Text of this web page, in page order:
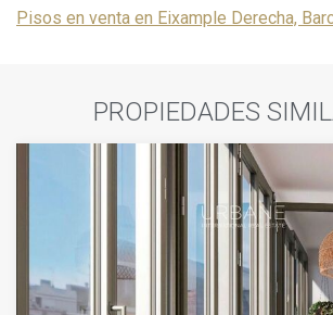
Pisos en venta en Eixample Derecha,
PROPIEDADES